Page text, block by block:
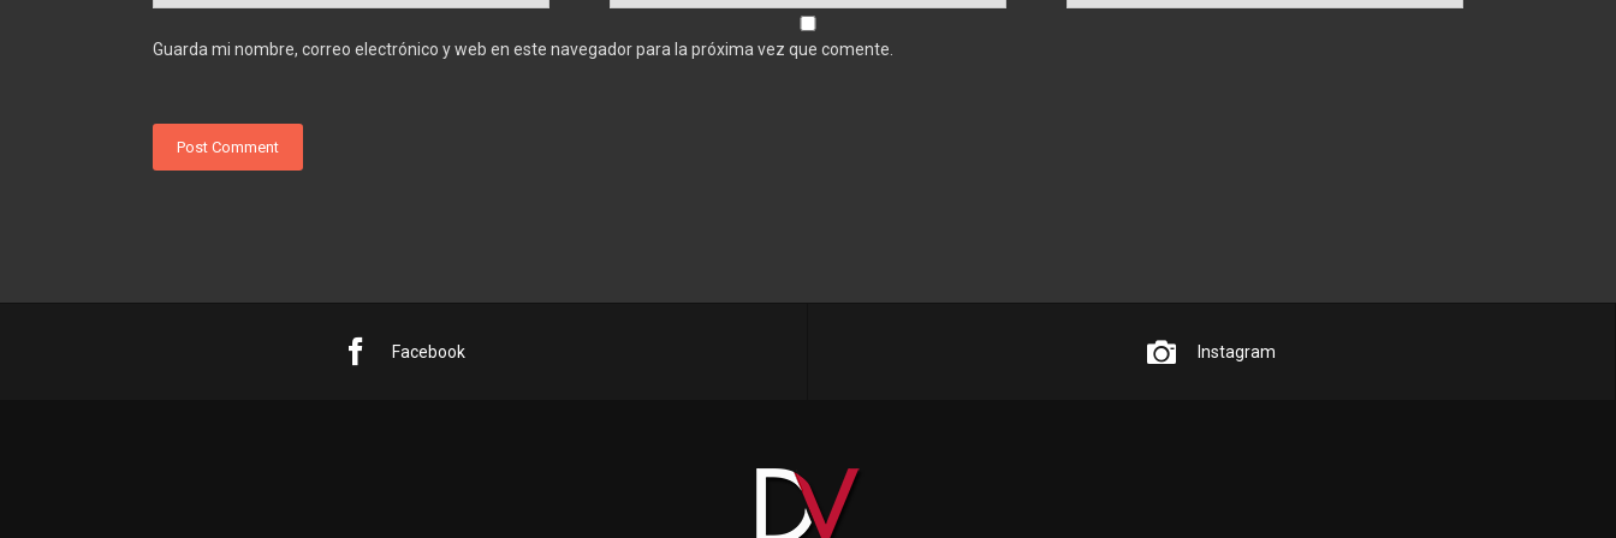
Guarda mi nombre, correo electrónico y web en este navegador para la próxima vez que comente.
Facebook Instagram